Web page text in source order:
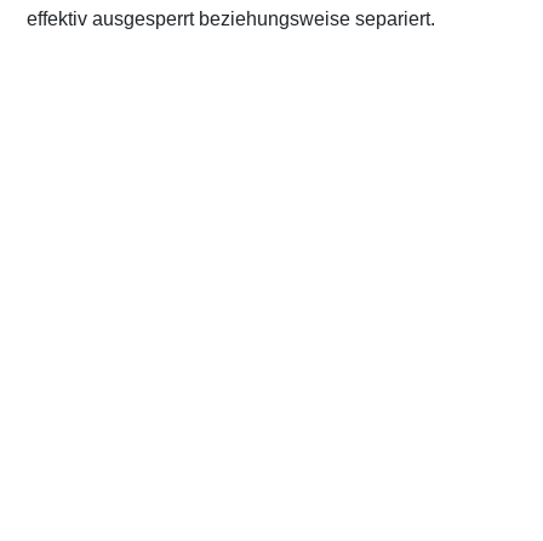
effektiv ausgesperrt beziehungsweise separiert.